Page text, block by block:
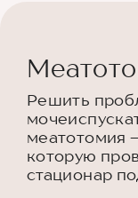
Решить
меатотомия
которую
стационар